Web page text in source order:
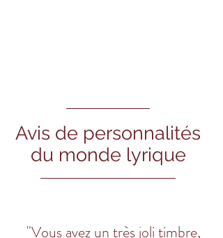
Avis de personnalités
du monde lyrique
"Vous avez un très joli timbre,